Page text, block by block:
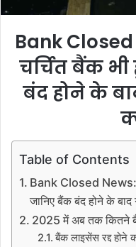
Bank
चर्चित बैंक
बंद होने के
Table of Contents
Bank Closed News:
जानिए बैंक बंद होने के बाद
2025 में अब तक कितने
बैंक लाइसेंस रद्द होने